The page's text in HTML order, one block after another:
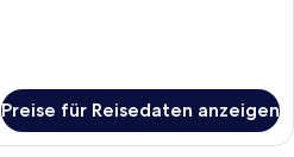
Preise für Reisedaten anzeigen